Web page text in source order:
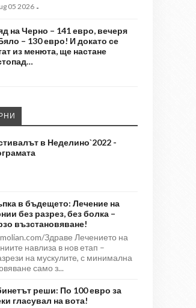
05 2026 -
на Черно – 141 евро, вечеря
– 130 евро! И докато се
из менюта, ще настане
в Неделино`2022 -
в бъдещето: Лечение на
без разрез, без болка –
възстановяване!
Здраве Лечението на
навлиза в нов етап –
на мускулите, с минимална
само з...
реши: По 100 евро за
гласувал на вота!